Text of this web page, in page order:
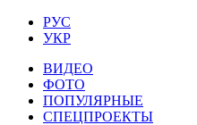
РУС
УКР
ВИДЕО
ФОТО
ПОПУЛЯРНЫЕ
СПЕЦПРОЕКТЫ